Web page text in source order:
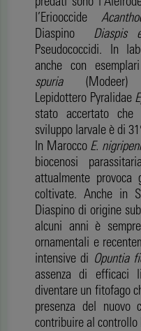
l’Eriooccide
Diaspino Diaspis
Pseudococcidi. In
anche con esemplari
spuria
Lepidottero Pyralidae
stato accertato
sviluppo larvale è di
In Marocco E.
biocenosi
attualmente provoca
coltivate. Anche in
Diaspino di origine
alcuni anni è
ornamentali e
intensive di Opuntia
assenza di efficaci
diventare un fitofago
presenza del nuovo
contribuire al